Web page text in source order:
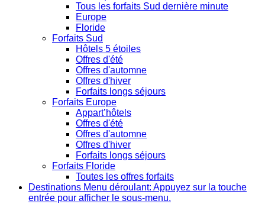
Tous les forfaits Sud dernière minute
Europe
Floride
Forfaits Sud
Hôtels 5 étoiles
Offres d'été
Offres d'automne
Offres d'hiver
Forfaits longs séjours
Forfaits Europe
Appart’hôtels
Offres d'été
Offres d'automne
Offres d'hiver
Forfaits longs séjours
Forfaits Floride
Toutes les offres forfaits
Destinations Menu déroulant: Appuyez sur la touche
entrée pour afficher le sous-menu.